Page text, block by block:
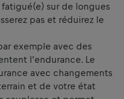
sur de longues
pas et réduirez le
exemple avec des
l'endurance. Le
avec changements
et de votre état